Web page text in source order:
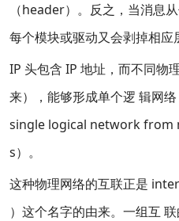
（header）。反之，当消息
每个模块或驱动又会剥掉相应
IP 头包含 IP 地址，而不同物
来），能够形成单个逻 辑网
single logical network
s）。
这种物理网络的互联正是
）这个名字的由来。一组互